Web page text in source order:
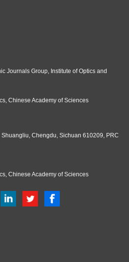
Journals Group, Institute of Optics and
Chinese Academy of Sciences
Chengdu, Sichuan 610209, PRC
Chinese Academy of Sciences